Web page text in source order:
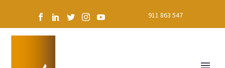
911 863 547